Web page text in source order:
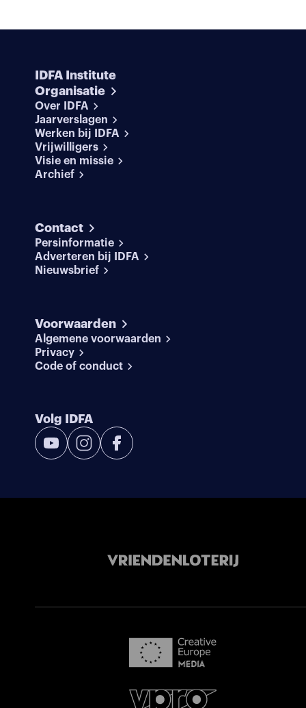
IDFA Institute
Organisatie
Over IDFA
Jaarverslagen
Werken bij IDFA
Vrijwilligers
Visie en missie
Archief
Contact
Persinformatie
Adverteren bij IDFA
Nieuwsbrief
Voorwaarden
Algemene voorwaarden
Privacy
Code of conduct
Volg IDFA